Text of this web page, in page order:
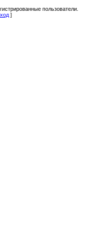
пользователи.
]